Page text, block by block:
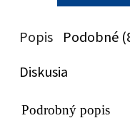
Popis Podobné
Diskusia
Podrobný popis